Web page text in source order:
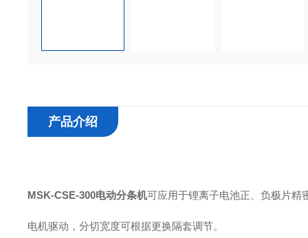
产品介绍
MSK-CSE-300电动分条机可应用于锂离子电池正、负极片精
电机驱动，分切宽度可根据更换隔套调节。